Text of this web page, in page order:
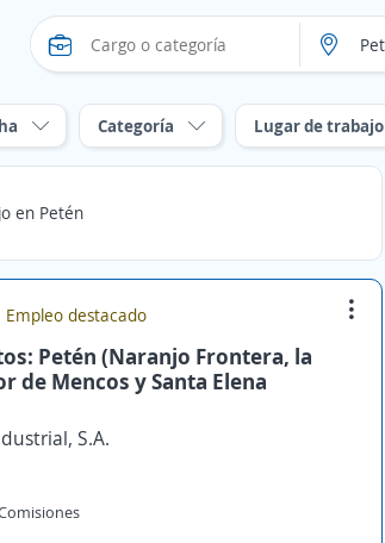
Categoría Lugar de trabajo
en Petén
Empleo destacado
Petén (Naranjo Frontera, la
de Mencos y Santa Elena
S.A.